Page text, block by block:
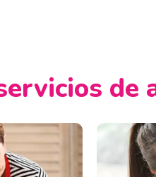
de